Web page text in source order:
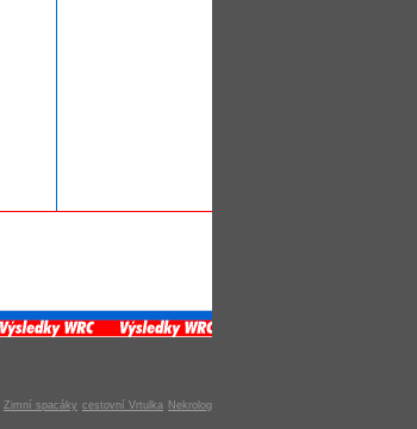
Zimní spacáky cestovní Vrtulka Nekrolog